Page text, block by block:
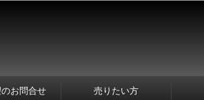
お問合せ 売りたい方